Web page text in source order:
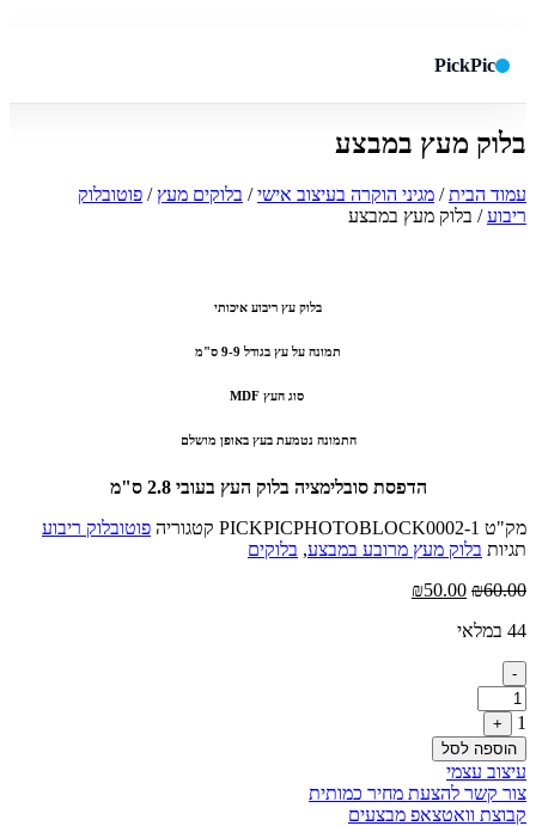
PickPic
חיפוש באתר
בלוק מעץ במבצע
עמוד הבית/ מגיני הוקרה בעיצוב אישי/ בלוקים מעץ / פוטובלוק
ריבוע/ בלוק מעץ במבצע
בלוק עץ ריבוע איכותי
תמונה על עץ בגודל 9-9 ס"מ
סוג העץ MDF
התמונה נטמעת בעץ באופן מושלם
הדפסת סובלימציה בלוק העץ בעובי 2.8 ס"מ
מק"ט PICKPICPHOTOBLOCK0002-1 קטגוריה פוטובלוק ריבוע
תגיות בלוק מעץ מרובע במבצע, בלוקים
₪60.00
המחיר
היה:
₪50.00
44 במלאי
Quantity
-
1
+
הוספה לסל
עיצוב עצמי
צור קשר להצעת מחיר כמותית
קבוצת וואטצאפ מבצעים